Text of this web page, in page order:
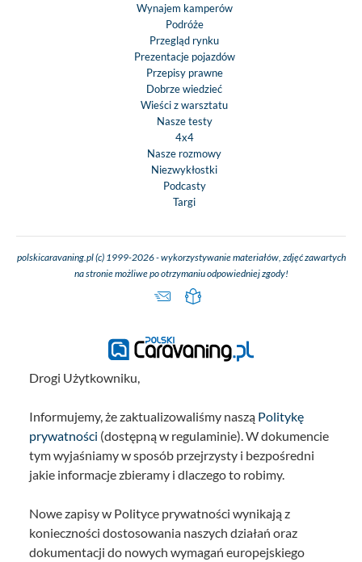
Wynajem kamperów
Podróże
Przegląd rynku
Prezentacje pojazdów
Przepisy prawne
Dobrze wiedzieć
Wieści z warsztatu
Nasze testy
4x4
Nasze rozmowy
Niezwykłostki
Podcasty
Targi
polskicaravaning.pl (c) 1999-2026 - wykorzystywanie materiałów, zdjęć zawartych
na stronie możliwe po otrzymaniu odpowiedniej zgody!
Drogi Użytkowniku,
Informujemy, że zaktualizowaliśmy naszą Politykę
prywatności (dostępną w regulaminie). W dokumencie
tym wyjaśniamy w sposób przejrzysty i bezpośredni
jakie informacje zbieramy i dlaczego to robimy.
Nowe zapisy w Polityce prywatności wynikają z
konieczności dostosowania naszych działań oraz
dokumentacji do nowych wymagań europejskiego